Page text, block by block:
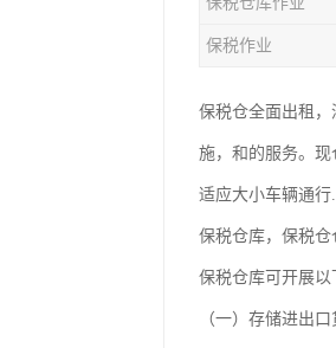
保税作业
保税仓全面出租
施，和的服务。
适应大小车辆通
保税仓库，保税
保税仓库可开展以
（一）存储进出